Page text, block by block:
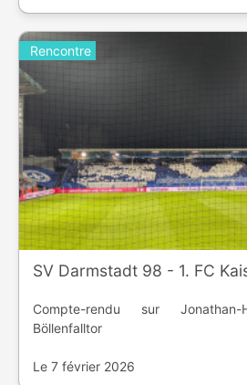
Rencontre
SV Darmstadt 98 - 1. FC
Compte-rendu sur Jonathan-
Böllenfalltor
Le 7 février 2026